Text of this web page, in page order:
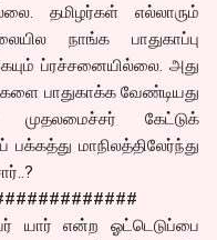
தமிழர்கள் எல்லாரும்
நாங்க பாதுகாப்பு
ப்ரச்சனையில்லை. அது
பாதுகாக்க வேண்டியது
கேட்டுக்
மாநிலத்திலேர்ந்து
யார் என்ற ஓட்டெடுப்பை